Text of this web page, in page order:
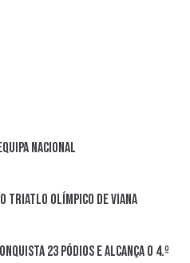
Nacional
Triatlo Olímpico de Viana
23 pódios e alcança o 4.º